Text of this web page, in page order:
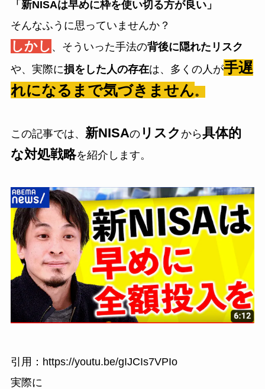
「新NISAは早めに枠を使い切る方が良い」
そんなふうに思っていませんか？
しかし 、そういった手法の背後に隠れたリスク
や、実際に損をした人の存在は、多くの人が手遅
れになるまで気づきません。
この記事では、 新NISAのリスク から具体的
な対処戦略を紹介します。
引用：https://youtu.be/gIJCIs7VPIo
実際に